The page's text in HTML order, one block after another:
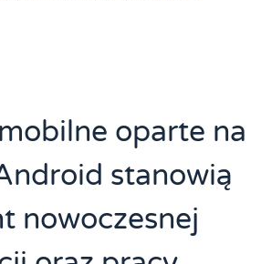
oparte na
stanowią
nowoczesnej